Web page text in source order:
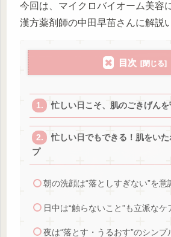
今回は、マイクロバイオーム美容
漢方薬剤師の中田早苗さんに解説
目次
忙しい日こそ、肌のごきげんを
忙しい日でもできる！肌をい
プ
朝の洗顔は“落としすぎない”を意
日中は“触らないこと”も立派なケ
夜は“落とす・うるおす”のシンプ